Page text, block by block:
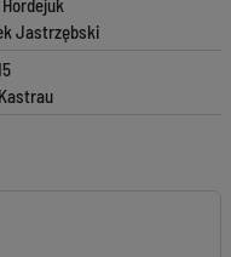
Jastrzębski